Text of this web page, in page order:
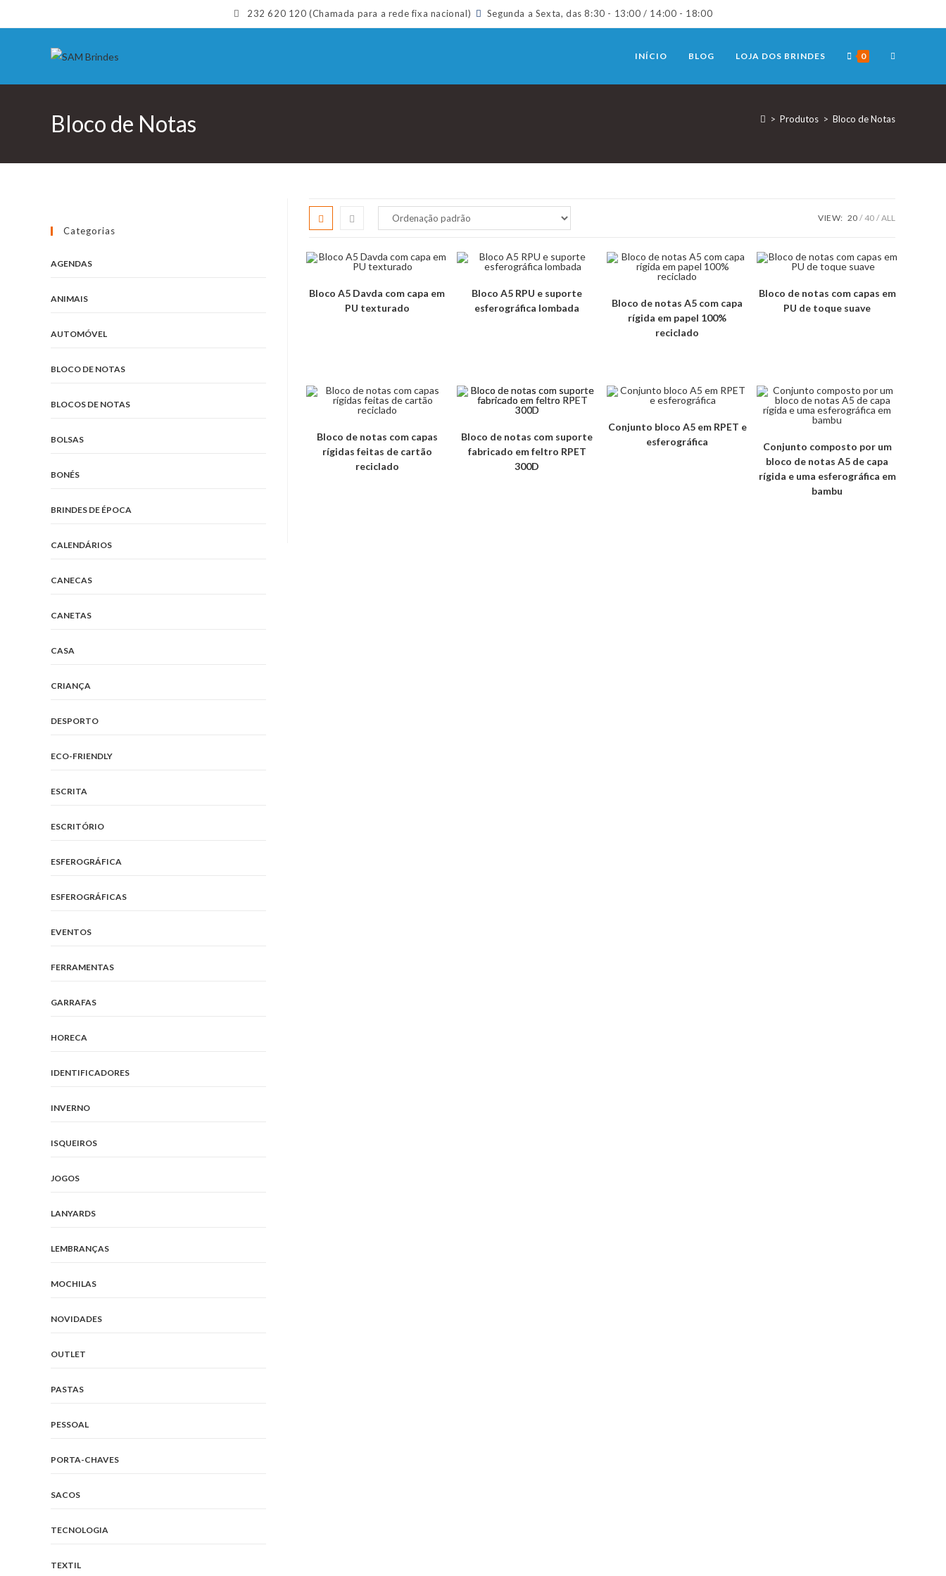
to
232 620 120 (Chamada para a rede fixa nacional) Segunda a Sexta, das 8:30 - 13:00 / 14:00 - 18:00
INÍCIO BLOG LOJA DOS BRINDES 0 TOGGLE
Bloco de Notas > Produtos > Bloco de Notas
Categorias
AGENDAS
ANIMAIS
AUTOMÓVEL
BLOCO DE NOTAS
BLOCOS DE NOTAS
BOLSAS
BONÉS
BRINDES DE ÉPOCA
CALENDÁRIOS
CANECAS
CANETAS
CASA
CRIANÇA
DESPORTO
ECO-FRIENDLY
ESCRITA
ESCRITÓRIO
ESFEROGRÁFICA
ESFEROGRÁFICAS
EVENTOS
FERRAMENTAS
GARRAFAS
HORECA
IDENTIFICADORES
INVERNO
ISQUEIROS
JOGOS
LANYARDS
LEMBRANÇAS
MOCHILAS
NOVIDADES
OUTLET
PASTAS
PESSOAL
PORTA-CHAVES
SACOS
TECNOLOGIA
TEXTIL
VIEW: 20 40 ALL
Bloco A5 Davda com capa em
PU texturado
Bloco A5 RPU e suporte
esferográfica lombada
Bloco de notas A5 com capa
rígida em papel 100%
reciclado
Bloco de notas com capas em
PU de toque suave
Bloco de notas com capas
rígidas feitas de cartão
reciclado
Bloco de notas com suporte
fabricado em feltro RPET
300D
Conjunto bloco A5 em RPET e
esferográfica
Conjunto composto por um
bloco de notas A5 de capa
rígida e uma esferográfica em
bambu